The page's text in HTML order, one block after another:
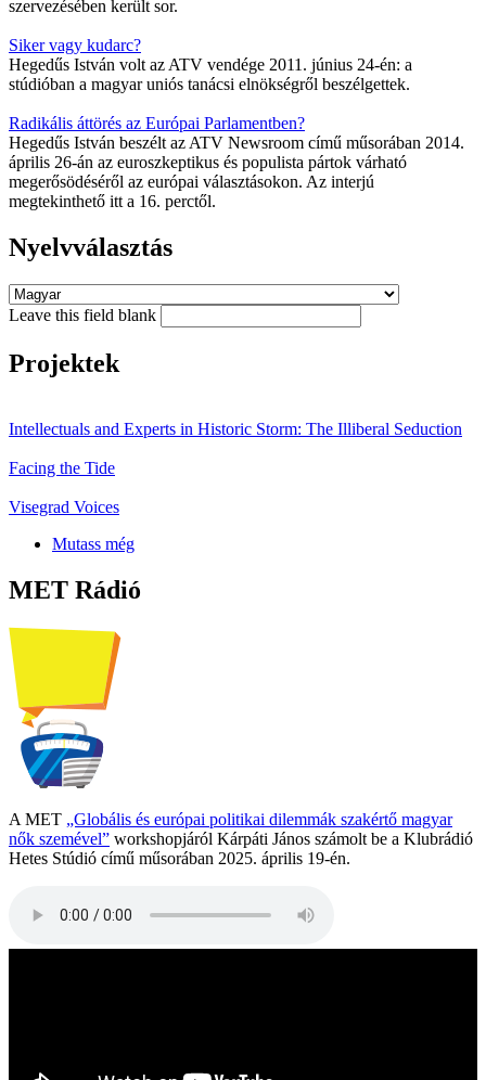
szervezésében került sor.
Siker vagy kudarc?
Hegedűs István volt az ATV vendége 2011. június 24-én: a
stúdióban a magyar uniós tanácsi elnökségről beszélgettek.
Radikális áttörés az Európai Parlamentben?
Hegedűs István beszélt az ATV Newsroom című műsorában 2014.
április 26-án az euroszkeptikus és populista pártok várható
megerősödéséről az európai választásokon. Az interjú
megtekinthető itt a 16. perctől.
Nyelvválasztás
Leave this field blank
Projektek
Intellectuals and Experts in Historic Storm: The Illiberal Seduction
Facing the Tide
Visegrad Voices
Mutass még
MET Rádió
A MET „Globális és európai politikai dilemmák szakértő magyar
nők szemével” workshopjáról Kárpáti János számolt be a Klubrádió
Hetes Stúdió című műsorában 2025. április 19-én.